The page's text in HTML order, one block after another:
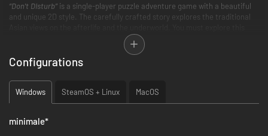
“Don't Disturb” is a single-player puzzle adventure game with a beautiful
and unique 2D style. The carefully crafted story explores the traditional
mysterious world as a dog, looking for its owner who has passed away.
The dog will need to solve many puzzles and make it through unexpected
encounters as it makes its way to the “Bridge of Helplessness” in search
of its owner. On the way you will need to make decisions that will
determine how the tale ends.
“Don't Disturb”is an unforgettable and gorgeous story that players will
Configurations
Windows SteamOS + Linux MacOS
minimale*